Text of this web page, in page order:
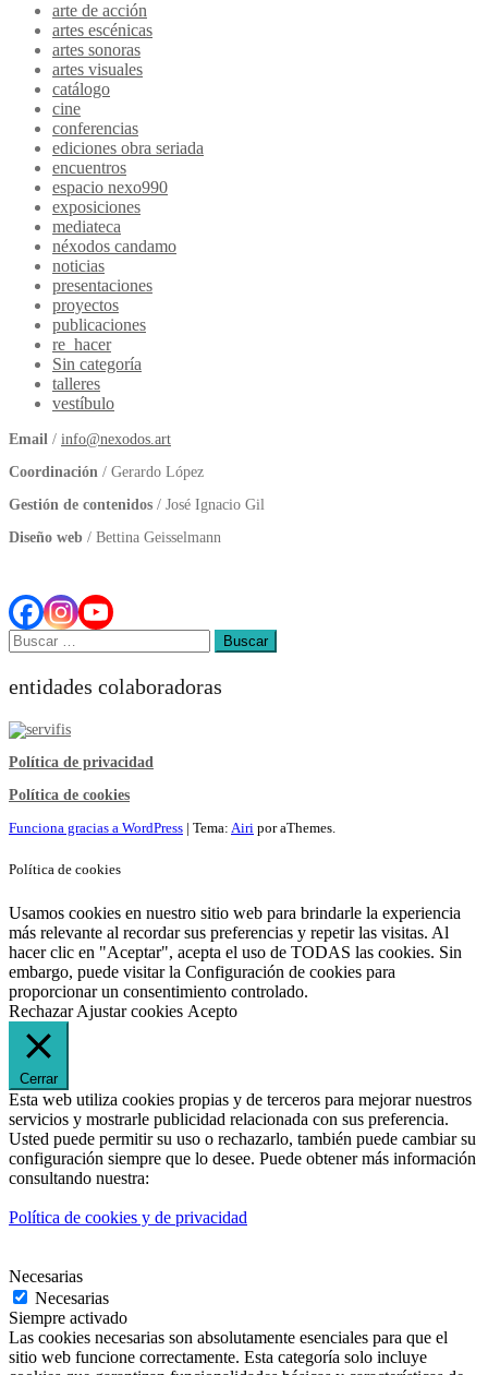
arte de acción
artes escénicas
artes sonoras
artes visuales
catálogo
cine
conferencias
ediciones obra seriada
encuentros
espacio nexo990
exposiciones
mediateca
néxodos candamo
noticias
presentaciones
proyectos
publicaciones
re_hacer
Sin categoría
talleres
vestíbulo
Email / info@nexodos.art
Coordinación / Gerardo López
Gestión de contenidos / José Ignacio Gil
Diseño web / Bettina Geisselmann
Buscar:
entidades colaboradoras
Política de privacidad
Política de cookies
Funciona gracias a WordPress | Tema: Airi por aThemes.
Política de cookies
Usamos cookies en nuestro sitio web para brindarle la experiencia
más relevante al recordar sus preferencias y repetir las visitas. Al
hacer clic en "Aceptar", acepta el uso de TODAS las cookies. Sin
embargo, puede visitar la Configuración de cookies para
proporcionar un consentimiento controlado.
Rechazar Ajustar cookies Acepto
Cerrar
Esta web utiliza cookies propias y de terceros para mejorar nuestros
servicios y mostrarle publicidad relacionada con sus preferencia.
Usted puede permitir su uso o rechazarlo, también puede cambiar su
configuración siempre que lo desee. Puede obtener más información
consultando nuestra:
Política de cookies y de privacidad
Necesarias
Necesarias
Siempre activado
Las cookies necesarias son absolutamente esenciales para que el
sitio web funcione correctamente. Esta categoría solo incluye